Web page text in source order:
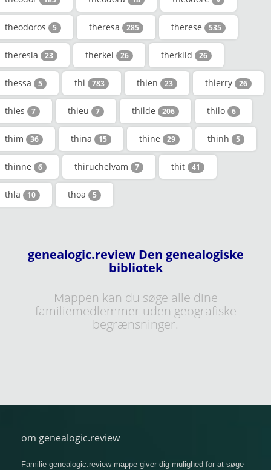
theodoros 5 theresa 285 therese 535
theresia 23 therkel 26 therkild 26
thessa 5 thi 783 thien 23 thierry 26
thies 7 thieu 7 thilde 206 thilo 6
thim 36 thina 15 thine 29 thinh 5
thinne 6 thiruchelvam 7 thit 41
thla 10 thoa 5
genealogic.review Den genealogiske
bibliotek
Mappen kan du søge alle dine
familiemedlemmer uden geografiske
begrænsninger.
om genealogic.review
Familie genealogic.review mappe giver dig mulighed for at søge